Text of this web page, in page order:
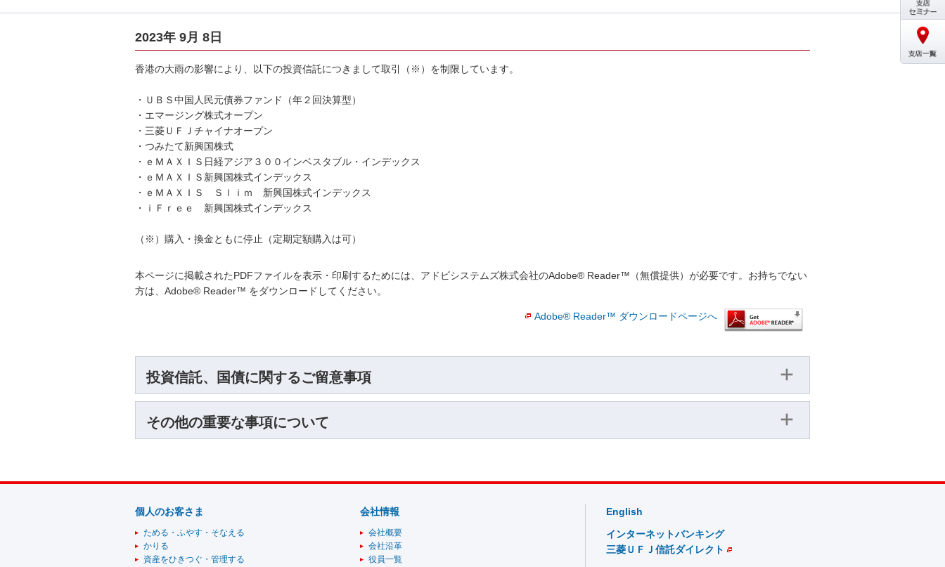
2023年 9月 8日
香港の大雨の影響により、以下の投資信託につきまして取引（※）を制限しています。
・ＵＢＳ中国人民元債券ファンド（年２回決算型）
・エマージング株式オープン
・三菱ＵＦＪチャイナオープン
・つみたて新興国株式
・ｅＭＡＸＩＳ日経アジア３００インベスタブル・インデックス
・ｅＭＡＸＩＳ新興国株式インデックス
・ｅＭＡＸＩＳ Ｓｌｉｍ 新興国株式インデックス
・ｉＦｒｅｅ 新興国株式インデックス
（※）購入・換金ともに停止（定期定額購入は可）
本ページに掲載されたPDFファイルを表示・印刷するためには、アドビシステムズ株式会社のAdobe® Reader™（無償提供）が必要です。お持ちでない
方は、Adobe® Reader™ をダウンロードしてください。
Adobe® Reader™ ダウンロードページへ
投資信託、国債に関するご留意事項
その他の重要な事項について
個人のお客さま
ためる・ふやす・そなえる
かりる
資産をひきつぐ・管理する
会社情報
会社概要
会社沿革
役員一覧
English
インターネットバンキング
三菱ＵＦＪ信託ダイレクト